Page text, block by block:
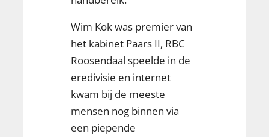
Wim Kok was premier van
het kabinet Paars II, RBC
Roosendaal speelde in de
eredivisie en internet
kwam bij de meeste
mensen nog binnen via
een piepende